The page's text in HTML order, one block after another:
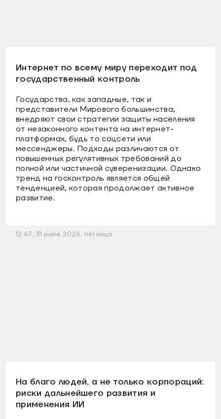
Интернет по всему миру переходит под
государственный контроль
Государства, как западные, так и
представители Мирового большинства,
внедряют свои стратегии защиты населения
от незаконного контента на интернет-
платформах, будь то соцсети или
мессенджеры. Подходы различаются от
повышенных регулятивных требований до
полной или частичной суверенизации. Однако
тренд на госконтроль является общей
тенденцией, которая продолжает активное
развитие.
12:47, 31 июля 2026, пятница
На благо людей, а не только корпораций:
риски дальнейшего развития и
применения ИИ